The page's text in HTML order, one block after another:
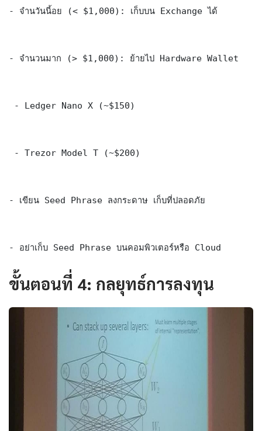
- จำนวันนี้อย (< $1,000): เก็บบน Exchange ได้
- จำนวนมาก (> $1,000): ย้ายไป Hardware Wallet
- Ledger Nano X (~$150)
- Trezor Model T (~$200)
- เขียน Seed Phrase ลงกระดาษ เก็บที่ปลอดภัย
- อย่าเก็บ Seed Phrase บนคอมพิวเตอร์หรือ Cloud
ขั้นตอนที่ 4: กลยุทธ์การลงทุน